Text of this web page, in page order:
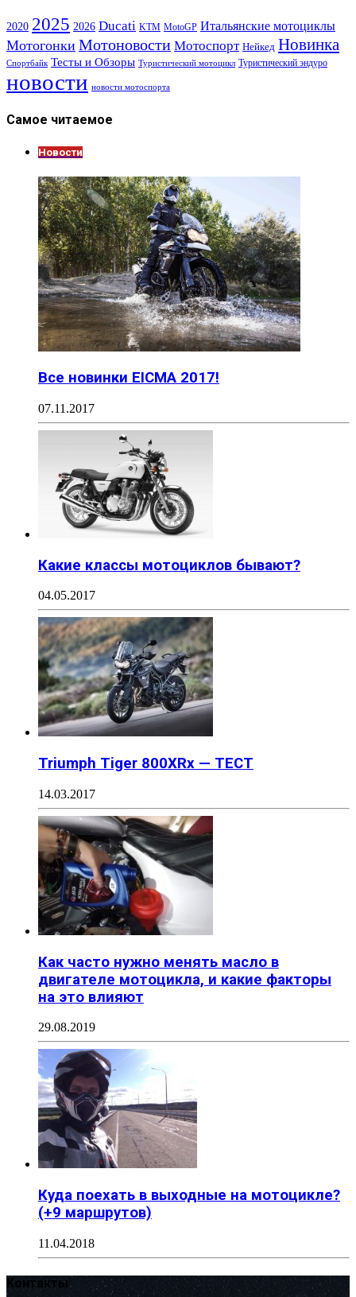
2020 2025 2026 Ducati KTM MotoGP Итальянские мотоциклы
Мотогонки Мотоновости Мотоспорт Нейкед Новинка
Спортбайк Тесты и Обзоры Туристический мотоцикл Туристический эндуро
новости новости мотоспорта
Самое читаемое
Новости
Все новинки EICMA 2017!
07.11.2017
Какие классы мотоциклов бывают?
04.05.2017
Triumph Tiger 800XRx — ТЕСТ
14.03.2017
Как часто нужно менять масло в
двигателе мотоцикла, и какие факторы
на это влияют
29.08.2019
Куда поехать в выходные на мотоцикле?
(+9 маршрутов)
11.04.2018
Контакты